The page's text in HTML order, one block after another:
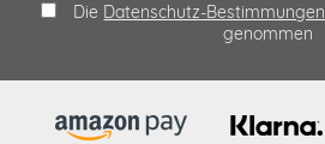
Die Datenschutz-Bestimmungen
genommen